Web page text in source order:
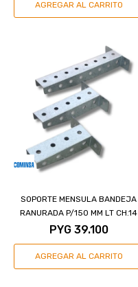
SOPORTE MENSULA BANDEJA
RANURADA P/150 MM LT CH.14
PYG 39.100